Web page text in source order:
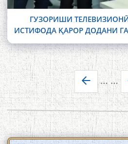
ГУЗОРИШИ
ИСТИФОДА ҚАРОР ДОДАНИ
ФАРҲАНГНИГОРӢ ВА
ИНСТИТУТИ ЗАБОН ВА
АБУАБДУЛЛОҲИ РӮДАКӢ,
ДАВЛАТ ВА ҲУҚУҚИ АМИТ
ДАР ОСТОНАИ ҶАШНИ
ВАҲ
Страницы ……